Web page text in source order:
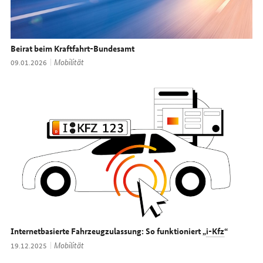
Beirat beim Kraftfahrt-Bundesamt
Datum:
09.01.2026 Thema:
Mobilität
Internetbasierte Fahrzeugzulassung: So funktioniert „i-Kfz“
Datum:
19.12.2025 Thema:
Mobilität